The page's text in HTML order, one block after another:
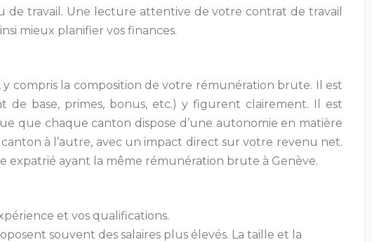
de travail. Une lecture attentive de votre contrat de travail
mieux planifier vos finances.
compris la composition de votre rémunération brute. Il est
base, primes, bonus, etc.) y figurent clairement. Il est
que chaque canton dispose d’une autonomie en matière
à l’autre, avec un impact direct sur votre revenu net.
expatrié ayant la même rémunération brute à Genève.
et vos qualifications.
souvent des salaires plus élevés. La taille et la